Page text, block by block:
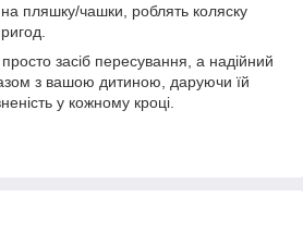
на пляшку/чашки, роблять коляску
засіб пересування, а надійний
з вашою дитиною, даруючи їй
у кожному кроці.